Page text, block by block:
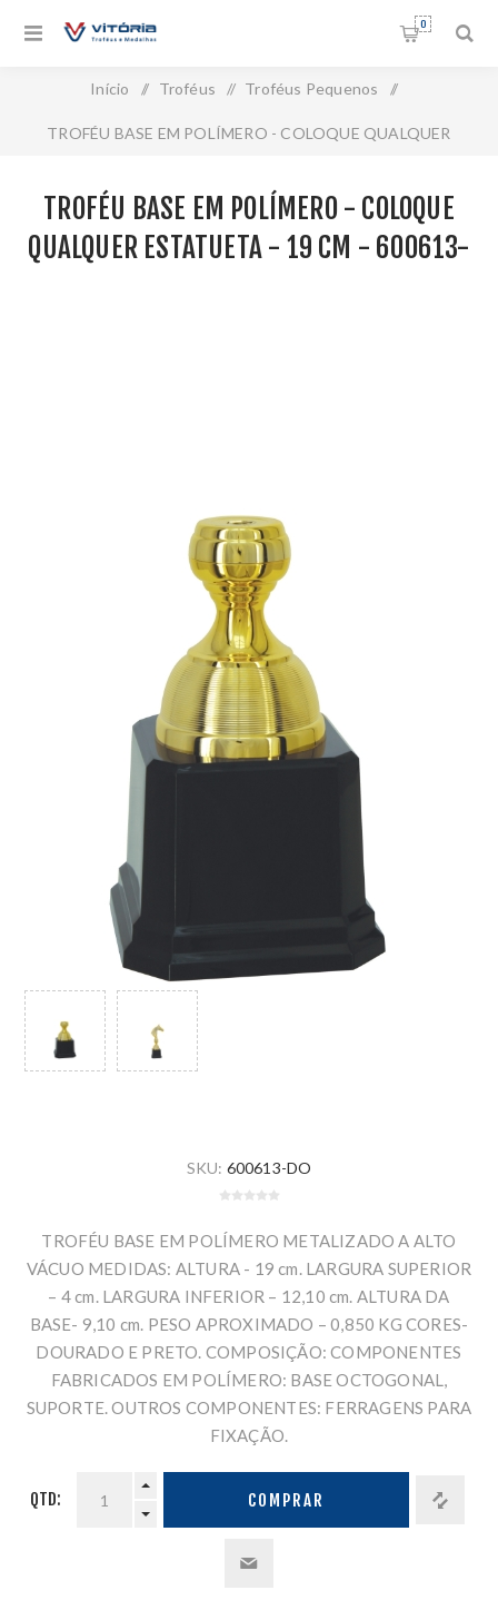
0
Início / Troféus / Troféus Pequenos /
TROFÉU BASE EM POLÍMERO - COLOQUE QUALQUER
TROFÉU BASE EM POLÍMERO - COLOQUE
QUALQUER ESTATUETA - 19 CM - 600613-
SKU: 600613-DO
TROFÉU BASE EM POLÍMERO METALIZADO A ALTO
VÁCUO MEDIDAS: ALTURA - 19 cm. LARGURA SUPERIOR
– 4 cm. LARGURA INFERIOR – 12,10 cm. ALTURA DA
BASE- 9,10 cm. PESO APROXIMADO – 0,850 KG CORES-
DOURADO E PRETO. COMPOSIÇÃO: COMPONENTES
FABRICADOS EM POLÍMERO: BASE OCTOGONAL,
SUPORTE. OUTROS COMPONENTES: FERRAGENS PARA
FIXAÇÃO.
QTD: COMPRAR